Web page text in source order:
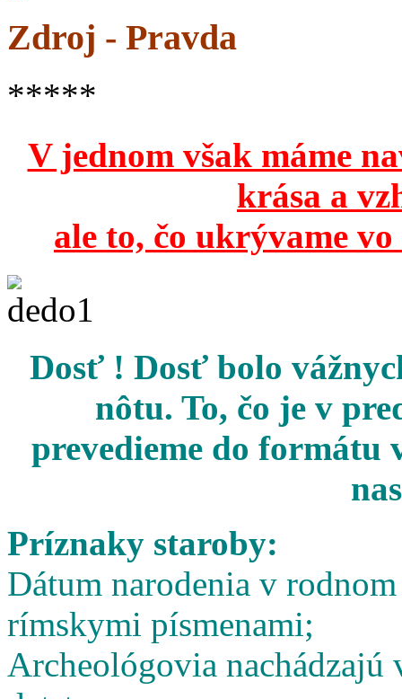
Zdroj - Pravda
*****
V jednom však máme
krása a
ale to, čo ukrývame
Dosť ! Dosť bolo
nôtu. To, čo je v
prevedieme do formátu
Príznaky staroby:
Dátum narodenia v
rímskymi písmenami;
Archeológovia nachádzajú